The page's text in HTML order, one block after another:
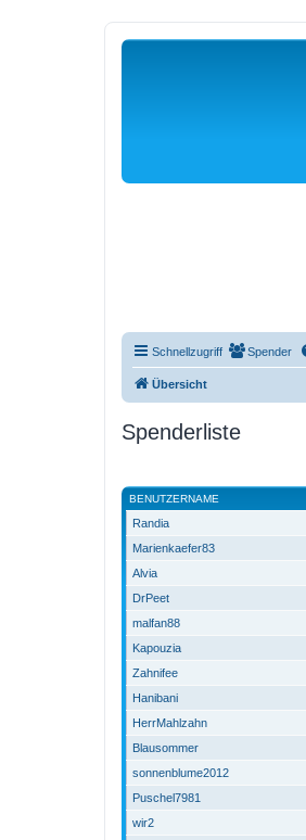
Schnellzugriff Spender
Übersicht
Spenderliste
BENUTZERNAME
Randia
Marienkaefer83
Alvia
DrPeet
malfan88
Kapouzia
Zahnifee
Hanibani
HerrMahlzahn
Blausommer
sonnenblume2012
Puschel7981
wir2